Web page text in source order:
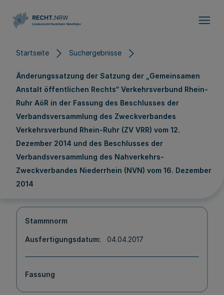
Startseite Suchergebnisse
Änderungssatzung der Satzung der „Gemeinsamen
Anstalt öffentlichen Rechts“ Verkehrsverbund Rhein-
Ruhr AöR in der Fassung des Beschlusses der
Verbandsversammlung des Zweckverbandes
Verkehrsverbund Rhein-Ruhr (ZV VRR) vom 12.
Dezember 2014 und des Beschlusses der
Verbandsversammlung des Nahverkehrs-
Zweckverbandes Niederrhein (NVN) vom 16. Dezember
2014
Stammnorm
Ausfertigungsdatum 04.04.2017
Fassung